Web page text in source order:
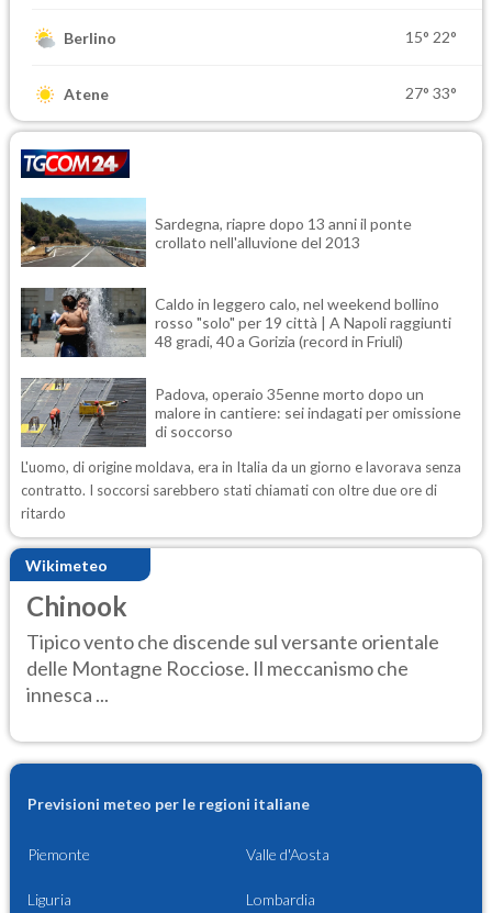
Berlino 15° 22°
Atene 27° 33°
Sardegna, riapre dopo 13 anni il ponte
crollato nell'alluvione del 2013
Caldo in leggero calo, nel weekend bollino
rosso "solo" per 19 città | A Napoli raggiunti
48 gradi, 40 a Gorizia (record in Friuli)
Padova, operaio 35enne morto dopo un
malore in cantiere: sei indagati per omissione
di soccorso
L'uomo, di origine moldava, era in Italia da un giorno e lavorava senza
contratto. I soccorsi sarebbero stati chiamati con oltre due ore di
ritardo
Wikimeteo
Chinook
Tipico vento che discende sul versante orientale
delle Montagne Rocciose. Il meccanismo che
innesca ...
Previsioni meteo per le regioni italiane
Piemonte Valle d'Aosta
Liguria Lombardia